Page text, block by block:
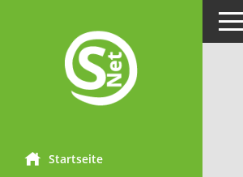
Startseite